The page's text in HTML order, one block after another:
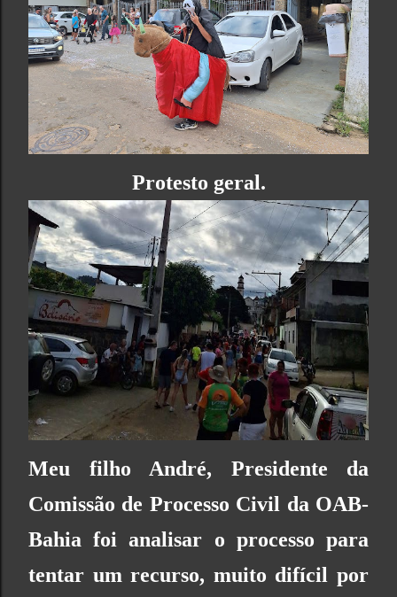
Protesto geral.
Meu filho André, Presidente da
Comissão de Processo Civil da OAB-
Bahia foi analisar o processo para
tentar um recurso, muito difícil por